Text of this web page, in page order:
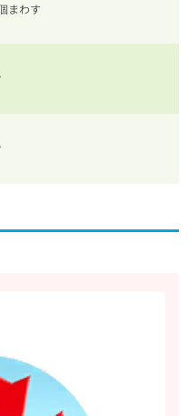
まわす